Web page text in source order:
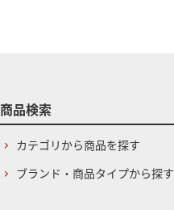
商品検索
カテゴリから商品を探す
ブランド・商品タイプから探す